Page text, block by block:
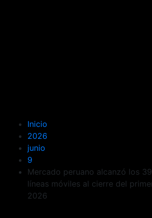
Inicio
2026
junio
9
Mercado peruano alcanzó los
líneas móviles al cierre del
2026